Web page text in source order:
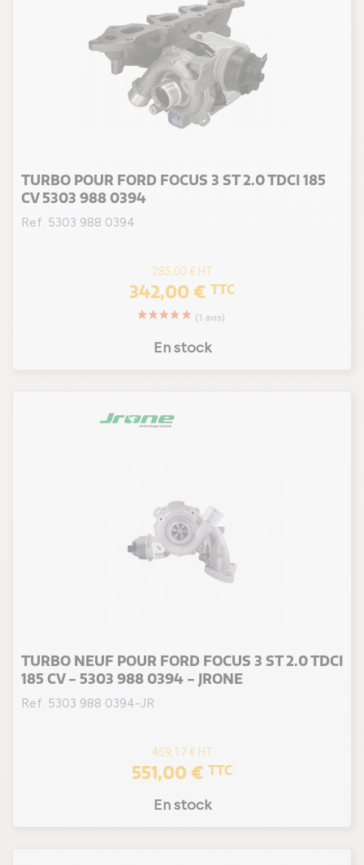
TURBO POUR FORD FOCUS 3 ST 2.0 TDCI 185
CV 5303 988 0394
Ref. 5303 988 0394
285,00 € HT
342,00 € TTC
En stock
TURBO NEUF POUR FORD FOCUS 3 ST 2.0 TDCI
185 CV - 5303 988 0394 - JRONE
Ref. 5303 988 0394-JR
459,17 € HT
551,00 € TTC
En stock